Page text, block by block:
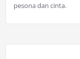
pesona dan cinta.